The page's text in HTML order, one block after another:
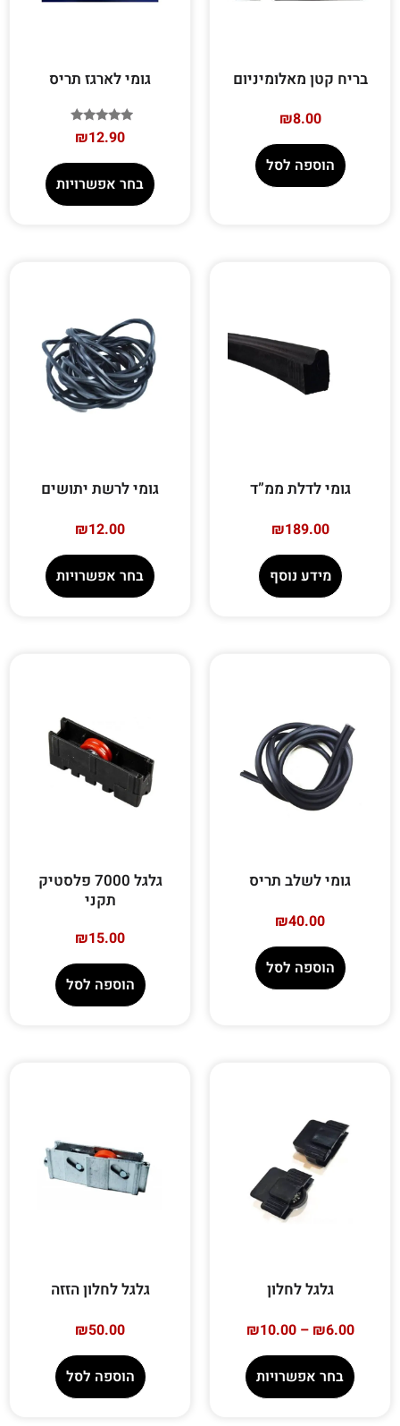
בריח קטן מאלומיניום
₪8.00
הוספה לסל
גומי לארגז תריס
דורג
5.00
₪12.90
בחר אפשרויות
גומי לדלת ממ”ד
₪189.00
מידע נוסף
גומי לרשת יתושים
₪12.00
בחר אפשרויות
גומי לשלב תריס
₪40.00
הוספה לסל
גלגל 7000 פלסטיק
תקני
₪15.00
הוספה לסל
גלגל לחלון
₪6.00
–
₪10.00
בחר אפשרויות
גלגל לחלון הזזה
₪50.00
הוספה לסל